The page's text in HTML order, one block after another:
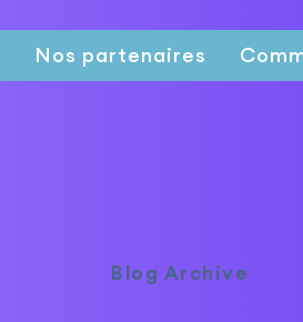
Nos partenaires
Blog Archive